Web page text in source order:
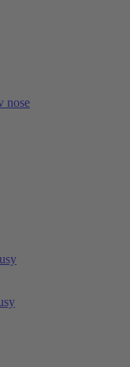
nose